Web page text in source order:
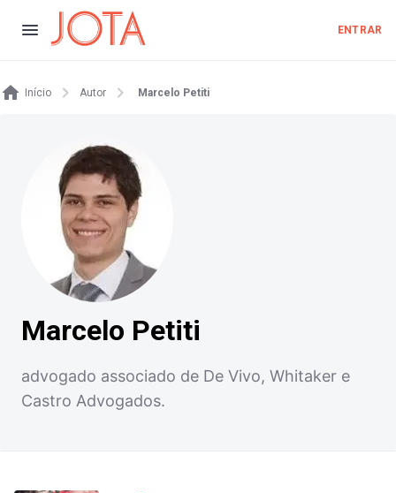
ENTRAR
Início Autor Marcelo Petiti
Marcelo Petiti
advogado associado de De Vivo, Whitaker e
Castro Advogados.